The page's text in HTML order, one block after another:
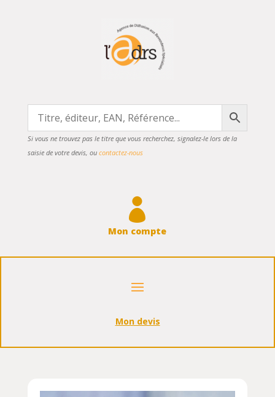
Si vous ne trouvez pas le titre que vous recherchez, signalez-le lors de la
saisie de votre devis, ou contactez-nous

Mon compte
Mon devis